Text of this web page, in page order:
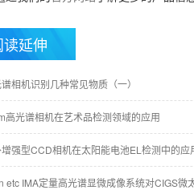
读延伸
相机识别几种常见物质（一）
高光谱相机在艺术品检测领域的应用
强型CCD相机在太阳能电池EL检测中的应